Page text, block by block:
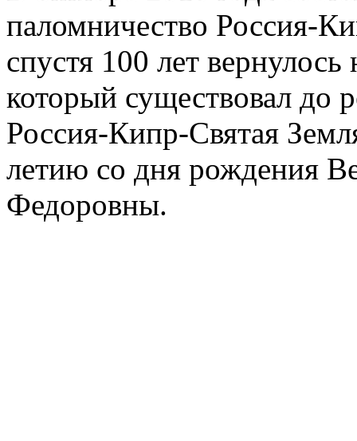
паломничество Россия-
спустя 100 лет
который существовал до
Россия-Кипр-Святая
летию со дня рождения
Федоровны.